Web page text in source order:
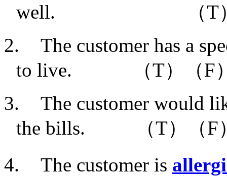
well.
（T
2.
The customer has a
to live.
（T）（F
3.
The customer would
the bills.
（T）（F
4.
The customer is